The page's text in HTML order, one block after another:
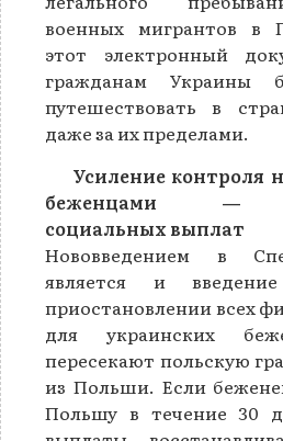
военных мигрантов в
этот электронный
гражданам Украины
путешествовать в
даже за их пределами.
Усиление контроля
беженцами —
социальных выплат
Нововведением в
является и
приостановлении всех
для украинских
пересекают польскую
из Польши. Если
Польшу в течение 30